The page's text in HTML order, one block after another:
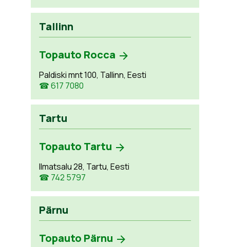
Tallinn
Topauto Rocca
Paldiski mnt 100, Tallinn, Eesti
☎ 617 7080
Tartu
Topauto Tartu
Ilmatsalu 28, Tartu, Eesti
☎ 742 5797
Pärnu
Topauto Pärnu